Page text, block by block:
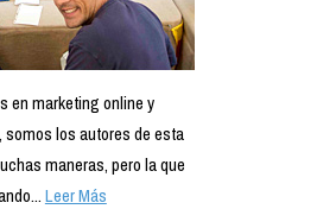
en marketing online y
somos los autores de esta
maneras, pero la que
Leer Más